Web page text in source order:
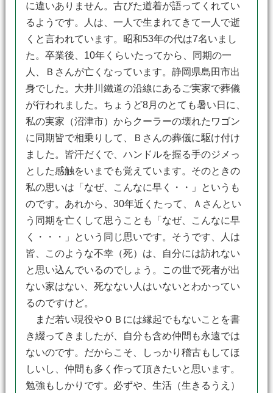
に違いありません。古びた道着が語ってくれてい
るようです。人は、一人で生まれてきて一人で逝
くと言われています。昭和53年の代は7名いまし
た。卒業後、10年くらいたってから、同期の一
人、Ｂさんが亡くなっています。静岡県島田市出
身でした。大井川鐵道の沿線にあるご実家で葬儀
が行われました。ちょうど8月のとても暑い日に、
私の実家（沼津市）からクーラーの壊れたワゴン
に同期皆で相乗りして、Ｂさんの葬儀に駆け付け
ました。皆汗だくで、ハンドルを握る手のジメっ
とした感触をいまでも覚えています。そのときの
私の思いは「なぜ、こんなに早く・・」というも
のです。あれから、30年近くたって、Ａさんとい
う同期を亡くして思うことも「なぜ、こんなに早
く・・・」という同じ思いです。そうです、人は
皆、このような不幸（死）は、自分には訪れない
と思い込んでいるのでしょう。この世で死者が出
ない家はない、死なない人はいないとわかってい
るのですけど。
まだ若い現役やＯＢには縁起でもないことを書
き綴ってきましたが、自分も含め仲間も永遠では
ないのです。だからこそ、しっかり稽古もしてほ
しいし、仲間も多く作って頂きたいと思います。
勉強もしかりです。必ずや、生活（生きるうえ）